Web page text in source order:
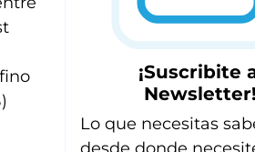
¡Suscribite
Newsletter!
Lo que necesitas
desde donde